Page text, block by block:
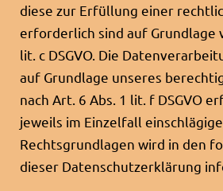
diese zur Erfüllung einer
erforderlich sind auf Grundlage
lit. c DSGVO. Die
auf Grundlage unseres
nach Art. 6 Abs. 1 lit. f DSGVO
jeweils im Einzelfall
Rechtsgrundlagen wird in den
dieser Datenschutzerklärung